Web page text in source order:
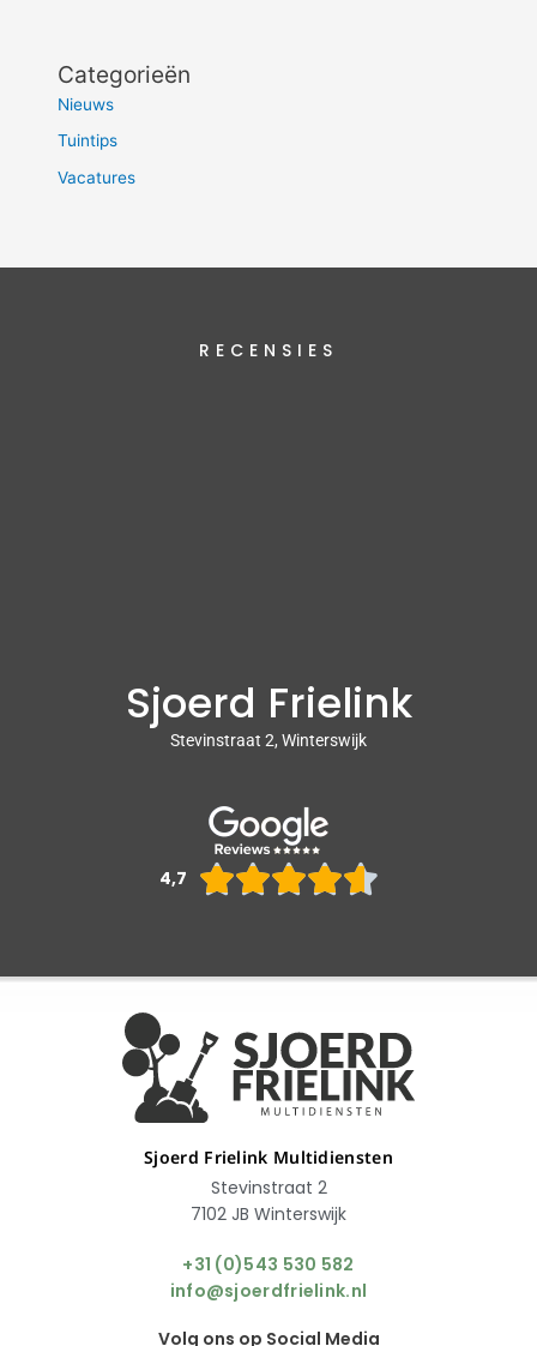
Categorieën
Nieuws
Tuintips
Vacatures
RECENSIES
Sjoerd Frielink
Stevinstraat 2, Winterswijk
4,7 
Sjoerd Frielink Multidiensten
Stevinstraat 2
7102 JB Winterswijk
+31 (0)543 530 582
info@sjoerdfrielink.nl
Volg ons op Social Media